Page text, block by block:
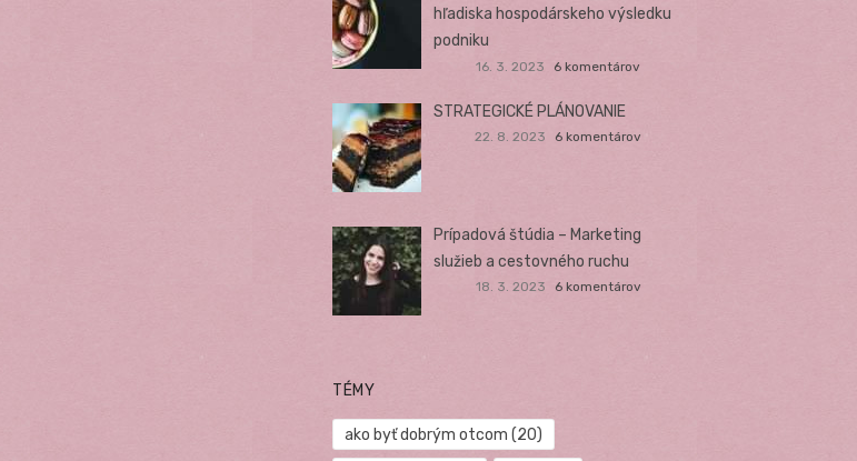
hľadiska hospodárskeho výsledku
podniku
16. 3. 2023 6 komentárov
STRATEGICKÉ PLÁNOVANIE
22. 8. 2023 6 komentárov
Prípadová štúdia – Marketing
služieb a cestovného ruchu
18. 3. 2023 6 komentárov
TÉMY
ako byť dobrým otcom (20)